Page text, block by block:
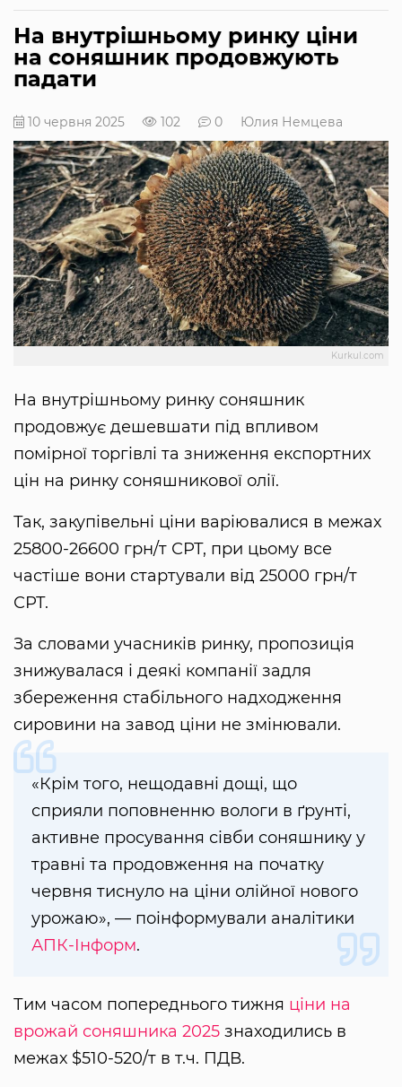
На внутрішньому ринку ціни
на соняшник продовжують
падати
10 червня 2025 102 0 Юлия Немцева
Kurkul.com
На внутрішньому ринку соняшник
продовжує дешевшати під впливом
помірної торгівлі та зниження експортних
цін на ринку соняшникової олії.
Так, закупівельні ціни варіювалися в межах
25800-26600 грн/т СРТ, при цьому все
частіше вони стартували від 25000 грн/т
СРТ.
За словами учасників ринку, пропозиція
знижувалася і деякі компанії задля
збереження стабільного надходження
сировини на завод ціни не змінювали.
«Крім того, нещодавні дощі, що
сприяли поповненню вологи в ґрунті,
активне просування сівби соняшнику у
травні та продовження на початку
червня тиснуло на ціни олійної нового
урожаю», — поінформували аналітики
АПК-Інформ.
Тим часом попереднього тижня ціни на
врожай соняшника 2025 знаходились в
межах $510-520/т в т.ч. ПДВ.